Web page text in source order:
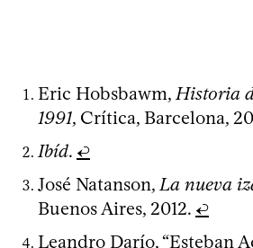
Eric Hobsbawm,Historia
1991, Crítica, Barcelona,
Ibíd. ↩
José Natanson,La nueva
Buenos Aires, 2012. ↩
Leandro Darío, “Esteban